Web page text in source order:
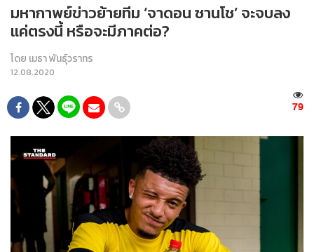
มหากาพย์ข่าวย้ายทีม ‘จาดอน ซานโช’ จะจบลง
แค่ตรงนี้ หรือจะมีภาคต่อ?
โดย เมธา พันธุ์วราทร
12.08.2020
79